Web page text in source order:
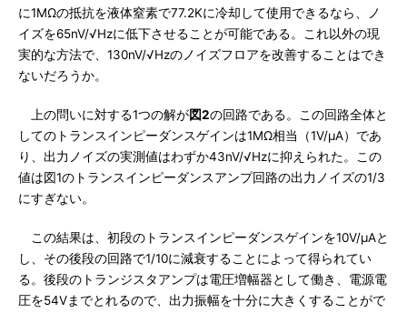
に1MΩの抵抗を液体窒素で77.2Kに冷却して使用できるなら、ノ
イズを65nV/√Hzに低下させることが可能である。これ以外の現
実的な方法で、130nV/√Hzのノイズフロアを改善することはでき
ないだろうか。
上の問いに対する1つの解が図2の回路である。この回路全体と
してのトランスインピーダンスゲインは1MΩ相当（1V/μA）であ
り、出力ノイズの実測値はわずか43nV/√Hzに抑えられた。この
値は図1のトランスインピーダンスアンプ回路の出力ノイズの1/3
にすぎない。
この結果は、初段のトランスインピーダンスゲインを10V/μAと
し、その後段の回路で1/10に減衰することによって得られてい
る。後段のトランジスタアンプは電圧増幅器として働き、電源電
圧を54Vまでとれるので、出力振幅を十分に大きくすることがで